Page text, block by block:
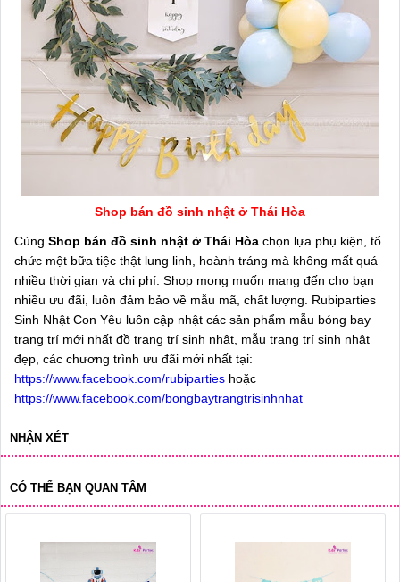
Shop bán đồ sinh nhật ở Thái Hòa
Cùng Shop bán đồ sinh nhật ở Thái Hòa chọn lựa phụ kiện, tổ
chức một bữa tiệc thật lung linh, hoành tráng mà không mất quá
nhiều thời gian và chi phí. Shop mong muốn mang đến cho bạn
nhiều ưu đãi, luôn đảm bảo về mẫu mã, chất lượng. Rubiparties
Sinh Nhật Con Yêu luôn cập nhật các sản phẩm mẫu bóng bay
trang trí mới nhất đồ trang trí sinh nhật, mẫu trang trí sinh nhật
đẹp, các chương trình ưu đãi mới nhất tại:
https://www.facebook.com/rubiparties hoặc
https://www.facebook.com/bongbaytrangtrisinhnhat
NHẬN XÉT
CÓ THỂ BẠN QUAN TÂM